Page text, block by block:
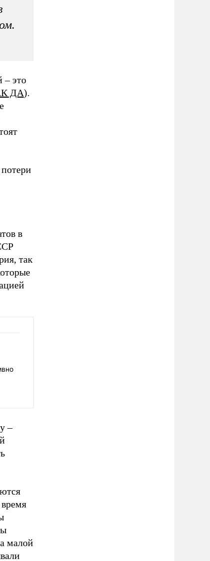
– это
ДА).
в
так
–
малой